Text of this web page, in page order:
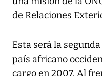
de Relaciones
Esta será la
país africano
cargo en 2007. Al